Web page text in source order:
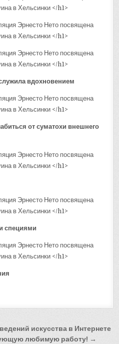
вдохновением
от суматохи внешнего
специями
искусства в Интернете
любимую работу! →